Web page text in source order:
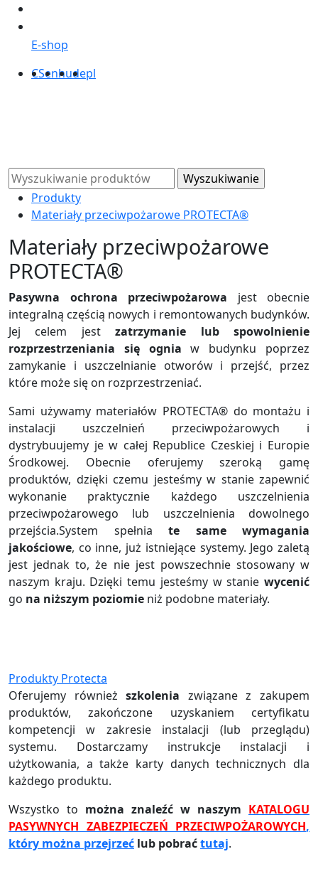
E-shop
CSenhudepl
Produkty
Materiały przeciwpożarowe PROTECTA®
Materiały przeciwpożarowe
PROTECTA®
Pasywna ochrona przeciwpożarowa jest obecnie
integralną częścią nowych i remontowanych budynków.
Jej celem jestzatrzymanie lub spowolnienie
rozprzestrzeniania się ognia w budynku poprzez
zamykanie i uszczelnianie otworów i przejść, przez
które może się on rozprzestrzeniać.
Sami używamy materiałów PROTECTA® do montażu i
instalacji uszczelnień przeciwpożarowych i
dystrybuujemy je w całej Republice Czeskiej i Europie
Środkowej. Obecnie oferujemy szeroką gamę
produktów, dzięki czemu jesteśmy w stanie zapewnić
wykonanie praktycznie każdego uszczelnienia
przeciwpożarowego lub uszczelnienia dowolnego
przejścia.System spełnia te same wymagania
jakościowe, co inne, już istniejące systemy. Jego zaletą
jest jednak to, że nie jest powszechnie stosowany w
naszym kraju. Dzięki temu jesteśmy w stanie wycenić
go na niższym poziomie niż podobne materiały.
Produkty Protecta
Oferujemy równieższkolenia związane z zakupem
produktów, zakończone uzyskaniem certyfikatu
kompetencji w zakresie instalacji (lub przeglądu)
systemu. Dostarczamy instrukcje instalacji i
użytkowania, a także karty danych technicznych dla
każdego produktu.
Wszystko to można znaleźć w naszym KATALOGU
PASYWNYCH ZABEZPIECZEŃ PRZECIWPOŻAROWYCH,
który można przejrzeć lub pobraćtutaj.